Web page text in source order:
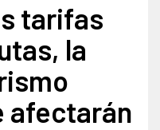
tarifas
la
afectarán